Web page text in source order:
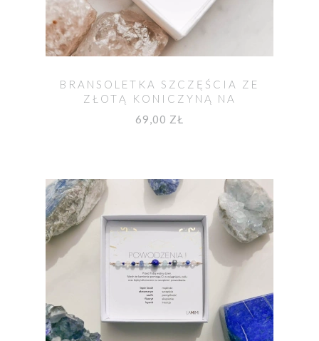
BRANSOLETKA SZCZĘŚCIA ZE
ZŁOTĄ KONICZYNĄ NA
CZERWONYM SZNURKU
69,00 ZŁ